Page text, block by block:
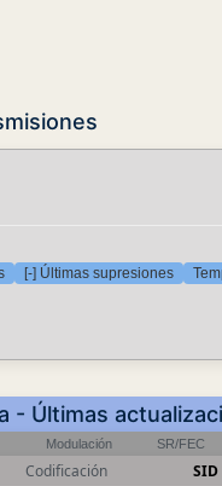
[-] Últimas supresiones
- Últimas
Modulación SR/FEC
Codificación SID